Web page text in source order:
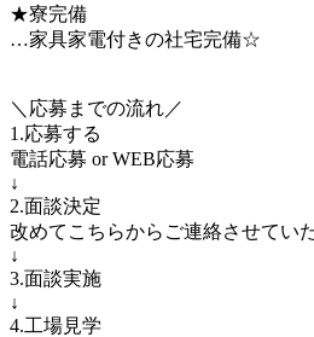
★寮完備
…家具家電付きの社宅完備☆
＼応募までの流れ／
1.応募する
電話応募 or WEB応募
↓
2.面談決定
改めてこちらからご連絡させてい
↓
3.面談実施
↓
4.工場見学